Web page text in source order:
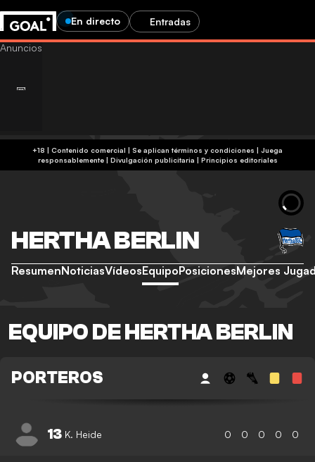
En directo Entradas
+18 | Contenido comercial | Se aplican términos y condiciones | Juega
responsablemente| Divulgación publicitaria | Principios editoriales
HERTHA BERLIN
ResumenNoticiasVídeosEquipoPosicionesMejores
EQUIPO DE HERTHA BERLIN
PORTEROS
13 K. Heide 0 0 0 0 0